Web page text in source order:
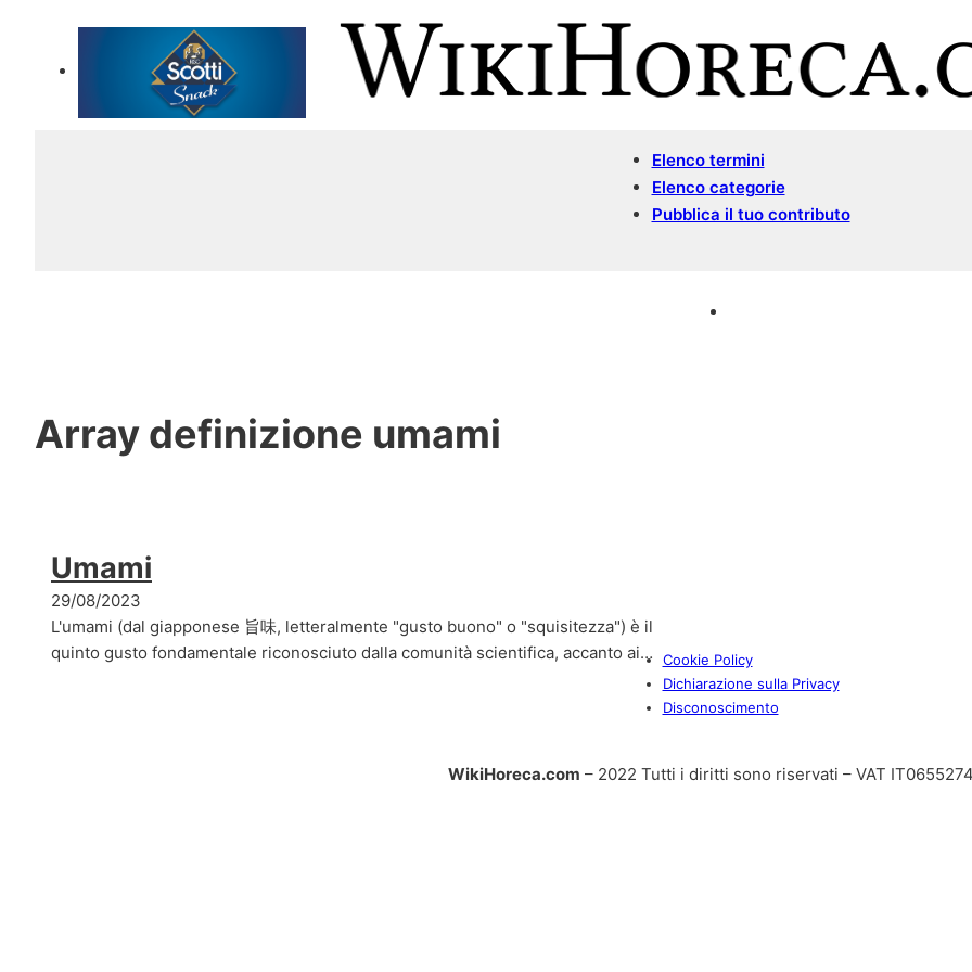
Elenco termini
Elenco categorie
Pubblica il tuo contributo
Array definizione umami
Umami
29/08/2023
L'umami (dal giapponese 旨味, letteralmente "gusto buono" o "squisitezza") è il
quinto gusto fondamentale riconosciuto dalla comunità scientifica, accanto ai…
Cookie Policy
Dichiarazione sulla Privacy
Disconoscimento
WikiHoreca.com – 2022 Tutti i diritti sono riservati – VAT